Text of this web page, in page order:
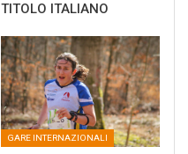
TITOLO ITALIANO
GARE INTERNAZIONALI